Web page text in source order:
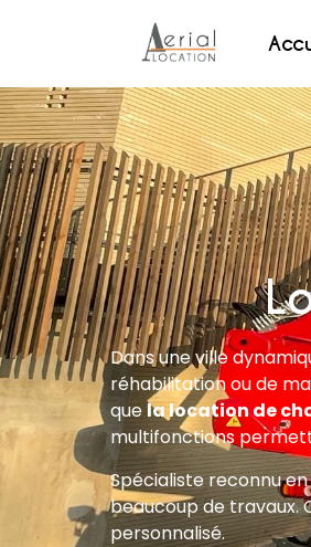
Dans une ville
réhabilitation ou de
quela location de
multifonctions
Spécialiste reconnu
beaucoup de travaux.
personnalisé.